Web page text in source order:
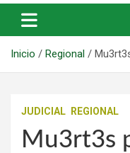
Inicio Regional
JUDICIAL REGIONAL
Mu3rt3s